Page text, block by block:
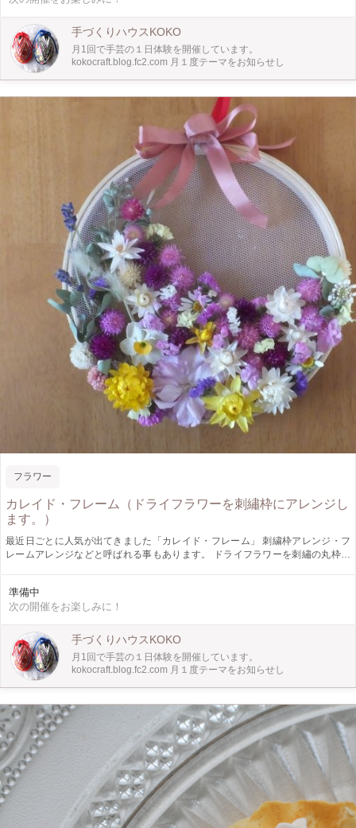
手づくりハウスKOKO
月1回で手芸の１日体験を開催しています。
kokocraft.blog.fc2.com 月１度テーマをお知らせし
フラワー
カレイド・フレーム（ドライフラワーを刺繡枠にアレンジし
ます。）
最近日ごとに人気が出てきました「カレイド・フレーム」 刺繍枠アレンジ・フ
レームアレンジなどと呼ばれる事もあります。 ドライフラワーを刺繡の丸枠に
準備中
次の開催をお楽しみに！
手づくりハウスKOKO
月1回で手芸の１日体験を開催しています。
kokocraft.blog.fc2.com 月１度テーマをお知らせし